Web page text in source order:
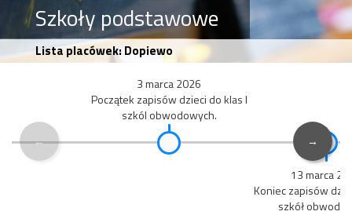
Szkoły podstawowe
Lista placówek: Dopiewo
←
3 marca 2026
Początek zapisów dzieci do klas I
szkól obwodowych.
13 marca
Koniec zapisów
szkół
→